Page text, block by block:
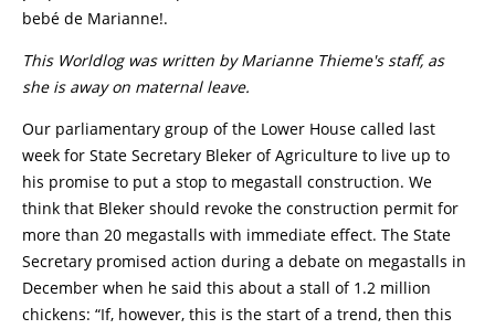
bebé de Marianne!.
This Worldlog was written by Marianne Thieme's staff, as
she is away on maternal leave.
Our parliamentary group of the Lower House called last
week for State Secretary Bleker of Agriculture to live up to
his promise to put a stop to megastall construction. We
think that Bleker should revoke the construction permit for
more than 20 megastalls with immediate effect. The State
Secretary promised action during a debate on megastalls in
December when he said this about a stall of 1.2 million
chickens: “If, however, this is the start of a trend, then this